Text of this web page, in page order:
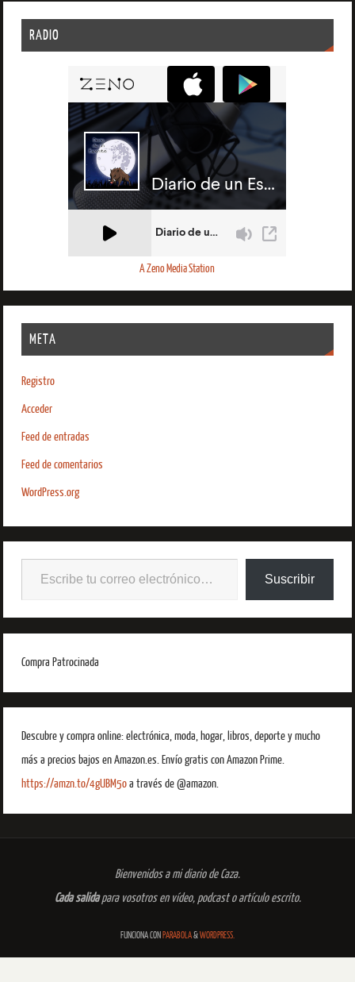
RADIO
A Zeno Media Station
META
Registro
Acceder
Feed de entradas
Feed de comentarios
WordPress.org
Suscribir
Compra Patrocinada
Descubre y compra online: electrónica, moda, hogar, libros, deporte y mucho
más a precios bajos en Amazon.es. Envío gratis con Amazon Prime.
https://amzn.to/4gUBM5oa través de @amazon.
Bienvenidos a mi diario de Caza.
Cada salidapara vosotros en vídeo, podcast o artículo escrito.
FUNCIONA CON PARABOLA&WORDPRESS.